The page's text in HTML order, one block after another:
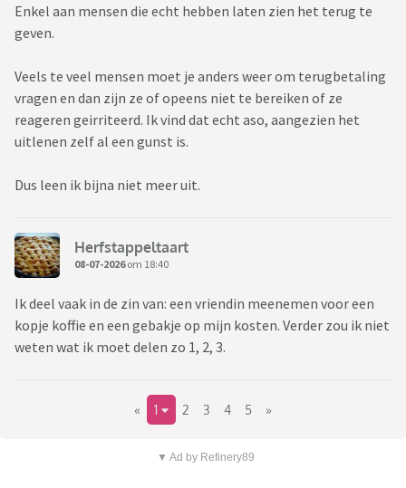
Enkel aan mensen die echt hebben laten zien het terug te
geven.
Veels te veel mensen moet je anders weer om terugbetaling
vragen en dan zijn ze of opeens niet te bereiken of ze
reageren geirriteerd. Ik vind dat echt aso, aangezien het
uitlenen zelf al een gunst is.
Dus leen ik bijna niet meer uit.
Herfstappeltaart
08-07-2026om 18:40
Ik deel vaak in de zin van: een vriendin meenemen voor een
kopje koffie en een gebakje op mijn kosten. Verder zou ik niet
weten wat ik moet delen zo 1, 2, 3.
« 1 2 3 4 5 »
▼ Ad by Refinery89